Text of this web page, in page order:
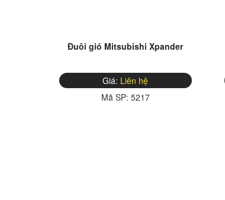
Đuôi gió Mitsubishi Xpander
Giá: Liên hệ
Mã SP: 5217